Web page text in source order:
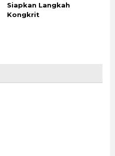
Siapkan Langkah
Kongkrit